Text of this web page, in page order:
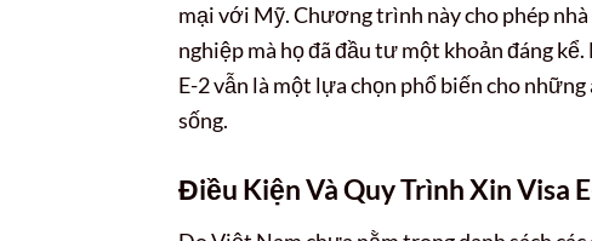
mại với Mỹ. Chương trình này cho phép
nghiệp mà họ đã đầu tư một khoản đáng
E-2 vẫn là một lựa chọn phổ biến cho
sống.
Điều Kiện Và Quy Trình Xin Visa